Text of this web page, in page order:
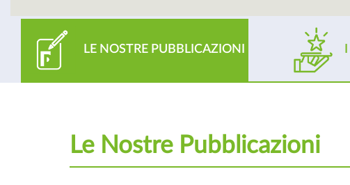
LE NOSTRE PUBBLICAZIONI
Le Nostre Pubblicazioni